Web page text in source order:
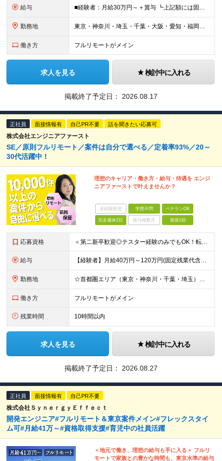
給与 ■経験者：月給30万円～＋賞与 ┗上記額には固定残業代（30時間分／5万7263円～）を含む。超過分は別途支給。 ■未経験者：月給21万円～ ┗残業代は別途支給。 ※試用期間6ヶ月（期間中の給与・待
勤務地 東京・神奈川・埼玉・千葉・大阪・愛知・福岡を中心に、全国のクライアント案件にて募集。 案件はすべて選択制なので、「自分に合った働き方」を実現できます。 なお、経験を積むことでご紹介できる案件の幅も広が
働き方 フルリモートがメイン
求人を見る 検討中に入れる
掲載終了予定日： 2026.08.17
正社員 面接情報有 自己PR不要 話を聞きたい応募可
株式会社エンジニアファースト
SE／原則フルリモート／案件は自分で選べる／定着率93%／20～
30代活躍中！
理想のキャリア・働き方・給与・待遇を エンジ
ニアファーストで叶えませんか？
未経験歓迎 学歴不問 ベテランOK
完全週休2日 賞与複数月 面接1回
応募資格 ＜第二新卒歓迎◎テスター経験のみでもOK！転職回数不問＞ ■学歴不問 ■ブランクOK ■エンジニアとしての実務経験が1年以上ある方 └開発、インフラ、工程、言語は一切不問！ ※未経験も若干名募集して
給与 【経験者】月給40万円～120万円(固定残業代含む)+各種手当 ★前職給与の総収入額を100％保証｜還元率84％〜100％ ★20代の平均年収570万円 ※月給には、みなし残業手当(月30時間／5万
勤務地 ☆首都圏エリア（東京・神奈川・千葉・埼玉）・名古屋・大阪・福岡を中心とした全国各地のプロジェクト先に参画いただきます。 ※希望をヒアリングした上で決定します ☆全国各地からフルリモートOK 【本社】
働き方 フルリモートがメイン
残業時間 10時間以内
求人を見る 検討中に入れる
掲載終了予定日： 2026.08.27
正社員 面接情報有 自己PR不要
株式会社ＳｙｎｅｒｇｙＥｆｆｅｃｔ
開発エンジニア#フルリモート＆東京案件メイン#フレックスタイ
ム可#月給41万～#資格取得支援#育児中の社員活躍
＜地元で働き、理想の給与も手に入る＞ フルリ
モートで家族との豊かな時間も、東京水準の給与